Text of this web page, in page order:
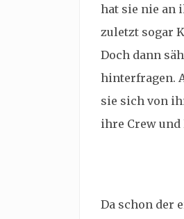
hat sie nie an
zuletzt sogar
Doch dann
hinterfragen.
sie sich von
ihre Crew und
Da schon der